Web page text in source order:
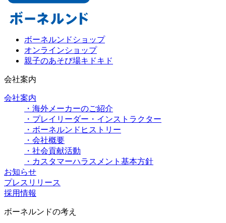
ボーネルンドショップ
オンラインショップ
親子のあそび場キドキド
会社案内
会社案内
・海外メーカーのご紹介
・プレイリーダー・インストラクター
・ボーネルンドヒストリー
・会社概要
・社会貢献活動
・カスタマーハラスメント基本方針
お知らせ
プレスリリース
採用情報
ボーネルンドの考え